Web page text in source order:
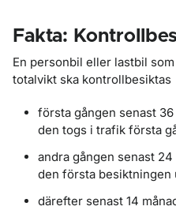
Fakta:
En personbil eller lastbil
totalvikt ska kontrollbesiktas
första gången senast
den togs i trafik första
andra gången senast
den första besiktningen
därefter senast 14